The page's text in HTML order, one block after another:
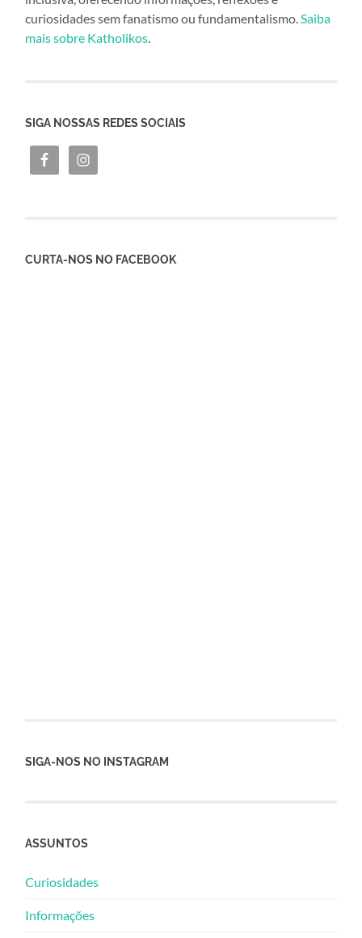
curiosidades sem fanatismo ou fundamentalismo.Saiba
mais sobre Katholikos.
SIGA NOSSAS REDES SOCIAIS
CURTA-NOS NO FACEBOOK
SIGA-NOS NO INSTAGRAM
ASSUNTOS
Curiosidades
Informações